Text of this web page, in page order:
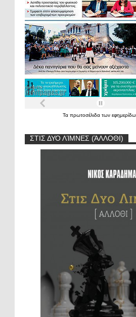
Τα πρωτοσέλιδα των
ΣΤΙΣ ΔΥΟ ΛΊΜΝΕΣ (ΆΛΛΟΘΙ)